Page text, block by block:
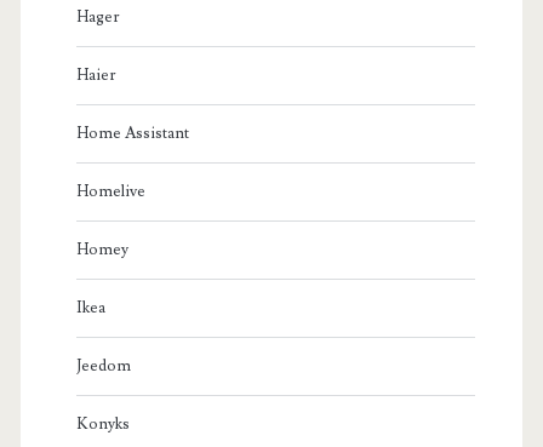
Hager
Haier
Home Assistant
Homelive
Homey
Ikea
Jeedom
Konyks